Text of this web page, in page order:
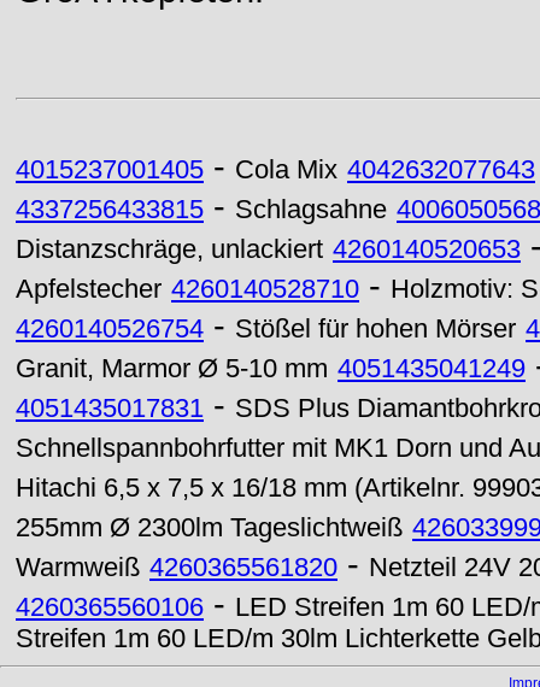
4015237001405 - Cola Mix 4042632077643
4337256433815 - Schlagsahne
Distanzschräge, unlackiert 4260140520653
Apfelstecher 4260140528710 - Holzmotiv:
4260140526754 - Stößel für hohen Mörser
Granit, Marmor Ø 5-10 mm 4051435041249
4051435017831 - SDS Plus
Schnellspannbohrfutter mit MK1 Dorn und
Hitachi 6,5 x 7,5 x 16/18 mm (Artikelnr.
255mm Ø 2300lm Tageslichtweiß
Warmweiß 4260365561820 - Netzteil 24V
4260365560106 - LED Streifen 1m 60
Streifen 1m 60 LED/m 30lm Lichterkette